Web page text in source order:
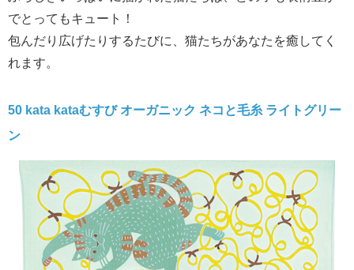
でとってもキュート！
包んだり広げたりするたびに、猫たちがあなたを癒してく
れます。
50 kata kataむすび オーガニック ネコと毛糸 ライトグリー
ン